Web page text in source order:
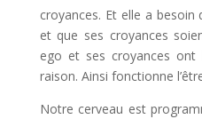
croyances. Et elle a
et que ses croyances
ego et ses croyances ont
raison. Ainsi fonctionne
Notre cerveau est